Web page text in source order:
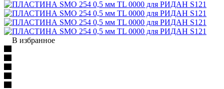
В избранное